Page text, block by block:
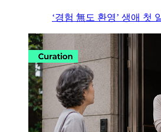
‘경험 無도 환영’ 생애 첫